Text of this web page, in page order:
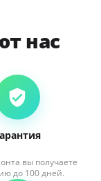
нас
вы получаете
до 100 дней.